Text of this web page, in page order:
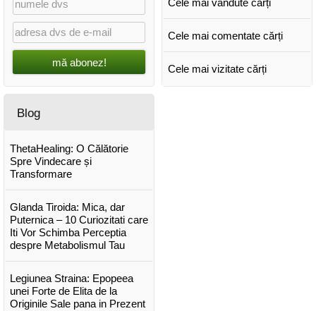
mă abonez!
Cele mai comentate cărți
Cele mai vizitate cărți
Blog
ThetaHealing: O Călătorie
Spre Vindecare și
Transformare
Glanda Tiroida: Mica, dar
Puternica – 10 Curiozitati care
Iti Vor Schimba Perceptia
despre Metabolismul Tau
Legiunea Straina: Epopeea
unei Forte de Elita de la
Originile Sale pana in Prezent